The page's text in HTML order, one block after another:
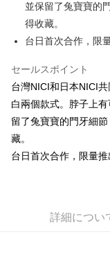
Easy Wallet
AFTEE代金後払い
一、 AFTEE代金後払いに
1.お支払い方法で
ウが表示されます。
3.注文するときのお支払
す。
4.ご注文が完了すると、
の場合は、AFTEE アプ
代金納付期限は最短で
ATM払い
配送方法
全家付款取貨
配送毎にNT$100、
並保留了兔寶寶的
得收藏。
台日首次合作，限
セールスポイント
台灣NICI和日本NICI
白兩個款式。脖子上
留了兔寶寶的門牙細
藏。
台日首次合作，限量推
詳細につい